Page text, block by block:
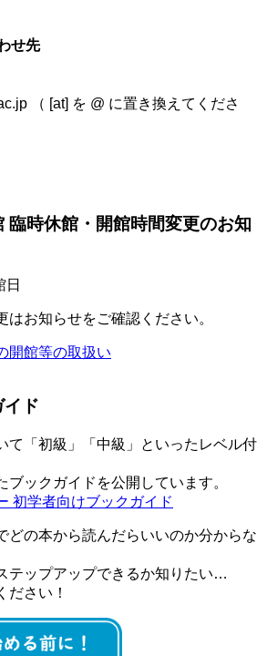
せ先
（ [at] を @ に置き換えてくださ
臨時休館・開館時間変更のお知
日
はお知らせをご確認ください。
開館等の取扱い
イド
て「初級」「中級」といったレベル付
ックガイドを公開しています。
初学者向けブックガイド
どの本から読んだらいいのか分からな
テップアップできるか知りたい…
ださい！